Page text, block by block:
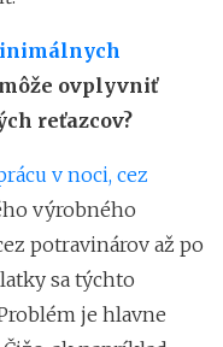
ovplyvniť
reťazcov?
v noci, cez
výrobného
potravinárov až po
sa týchto
je hlavne